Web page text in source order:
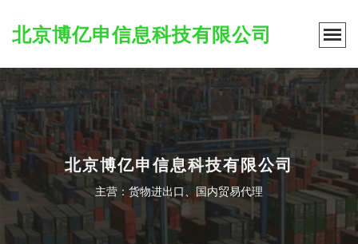
北京博亿申信息科技有限公司
北京博亿申信息科技有限公司
主营：货物进出口、国内贸易代理